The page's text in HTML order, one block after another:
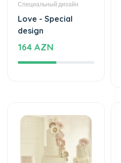
Специальный дизайн
Love - Special
design
164 AZN